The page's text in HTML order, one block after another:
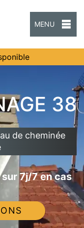
MENU
38
de cheminée
7j/7 en cas